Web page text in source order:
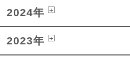
2024年
2023年